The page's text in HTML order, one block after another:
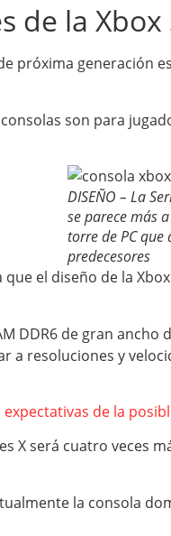
de la Xbox
próxima generación
son para
DISEÑO – La
se parece más
torre de PC que
predecesores
el diseño de la
DDR6 de gran ancho
a resoluciones y
de la
X será cuatro veces
la consola